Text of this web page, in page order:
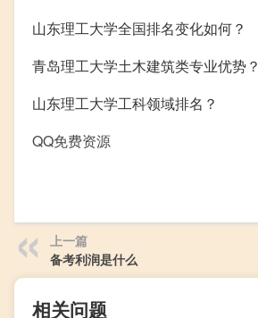
山东理工大学全国排名变化如何？
青岛理工大学土木建筑类专业优势？
山东理工大学工科领域排名？
QQ免费资源
上一篇
备考利润是什么
相关问题